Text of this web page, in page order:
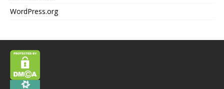
WordPress.org